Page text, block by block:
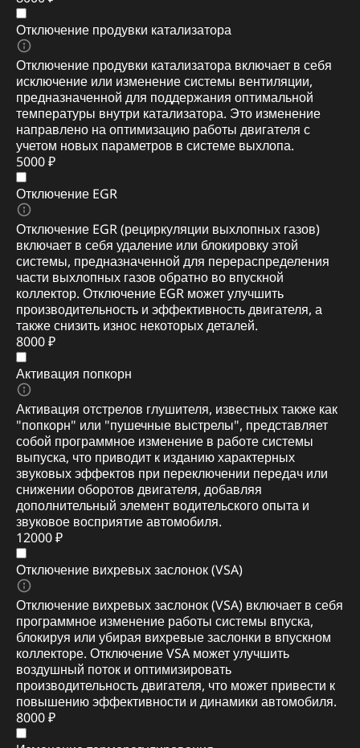
Отключение продувки катализатора
Отключение продувки катализатора включает в себя
исключение или изменение системы вентиляции,
предназначенной для поддержания оптимальной
температуры внутри катализатора. Это изменение
направлено на оптимизацию работы двигателя с
учетом новых параметров в системе выхлопа.
5000 ₽
Отключение EGR
Отключение EGR (рециркуляции выхлопных газов)
включает в себя удаление или блокировку этой
системы, предназначенной для перераспределения
части выхлопных газов обратно во впускной
коллектор. Отключение EGR может улучшить
производительность и эффективность двигателя, а
также снизить износ некоторых деталей.
8000 ₽
Активация попкорн
Активация отстрелов глушителя, известных также как
"попкорн" или "пушечные выстрелы", представляет
собой программное изменение в работе системы
выпуска, что приводит к изданию характерных
звуковых эффектов при переключении передач или
снижении оборотов двигателя, добавляя
дополнительный элемент водительского опыта и
звуковое восприятие автомобиля.
12000 ₽
Отключение вихревых заслонок (VSA)
Отключение вихревых заслонок (VSA) включает в себя
программное изменение работы системы впуска,
блокируя или убирая вихревые заслонки в впускном
коллекторе. Отключение VSA может улучшить
воздушный поток и оптимизировать
производительность двигателя, что может привести к
повышению эффективности и динамики автомобиля.
8000 ₽